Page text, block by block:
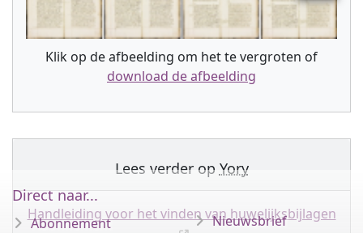
Klik op de afbeelding om het te vergroten of
download de afbeelding
Lees verder op Yory
Handleiding voor het vinden van huwelijksbijlagen
Direct naar...
Abonnement
Nieuwsbrief